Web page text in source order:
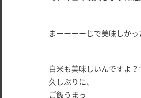
まーーーーじで美味しかっ
白米も美味しいんですよ
久しぶりに、
ご飯うまっ